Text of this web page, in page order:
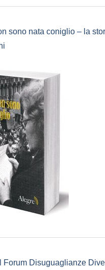
sono nata coniglio – la
Forum Disuguaglianze